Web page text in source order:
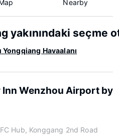
Nearby
yakınındaki seçme
Havaalanı
Inn Wenzhou Airport by
Hub, Konggang 2nd Road